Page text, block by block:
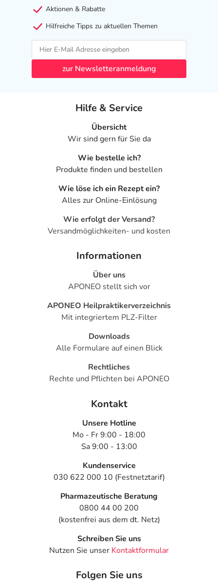
Aktionen & Rabatte
Hilfreiche Tipps zu aktuellen Themen
zur Newsletteranmeldung
Hilfe & Service
Übersicht
Wir sind gern für Sie da
Wie bestelle ich?
Produkte finden und bestellen
Wie löse ich ein Rezept ein?
Alles zur Online-Einlösung
Wie erfolgt der Versand?
Versandmöglichkeiten- und kosten
Informationen
Über uns
APONEO stellt sich vor
APONEO Heilpraktikerverzeichnis
Mit integriertem PLZ-Filter
Downloads
Alle Formulare auf einen Blick
Rechtliches
Rechte und Pflichten bei APONEO
Kontakt
Unsere Hotline
Mo - Fr 9:00 - 18:00
Sa 9:00 - 13:00
Kundenservice
030 622 000 10 (Festnetztarif)
Pharmazeutische Beratung
0800 44 00 200
(kostenfrei aus dem dt. Netz)
Schreiben Sie uns
Nutzen Sie unser Kontaktformular
Folgen Sie uns